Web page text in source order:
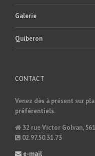
Galerie
Quiberon
CONTACT
Venez dès à présent sur
préférentiels.
32 rue Victor Golvan,
02.97.50.31.73
e-mail